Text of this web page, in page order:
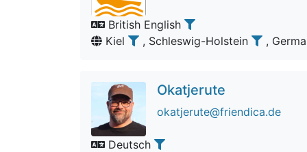
British English
Kiel
, Schleswig-Holstein ,
Okatjerute
okatjerute@friendica.de
Deutsch